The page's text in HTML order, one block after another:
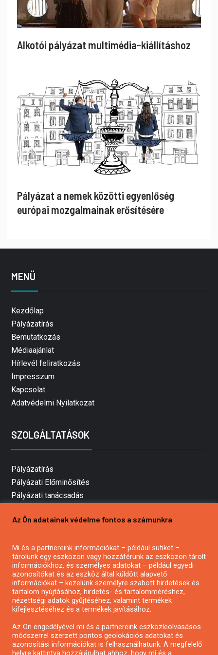
Alkotói pályázat multimédia-kiállításhoz
Pályázat a nemek közötti egyenlőség
európai mozgalmainak erősítésére
MENÜ
Kezdőlap
Pályázatírás
Bemutatkozás
Médiaajánlat
Hírlevél feliratkozás
Impresszum
Kapcsolat
Adatvédelmi Nyilatkozat
SZOLGÁLTATÁSOK
Pályázatírás
Pályázati Előminősítés
Pályázati tanácsadás
Mezőgazdasági pályázatírás
Pályázatírás civil szervezeteknek
Pályázatírás önkormányzatoknak
Pályázatfigyelés
Specifikus pályázatfigyelés vagy hírlevél
Az Ön adatainak védelme fontos a számunkra
Mi és a partnereink információkat – például sütiket –
tárolunk egy eszközön vagy hozzáférünk az eszközön tárolt
információkhoz, és személyes adatokat – például egyedi
azonosítókat és az eszköz által küldött alapvető
információkat – kezelünk személyre szabott hirdetések és
tartalom nyújtásához, hirdetés- és tartalomméréshez,
nézettségi adatok gyűjtéséhez, valamint termékek
kifejlesztéséhez és a termékek javításához.
Az Ön engedélyével mi és a partnereink eszközleolvasásos
módszerrel szerzett pontos geolokációs adatokat és
azonosítási információkat is felhasználhatunk. A megfelelő
helyre kattintva hozzájárulhat ahhoz, hogy mi és a